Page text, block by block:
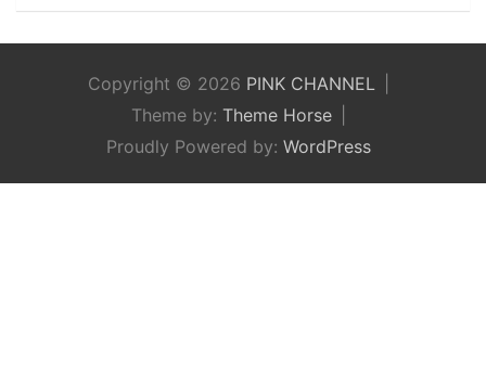
Copyright © 2026 PINK CHANNEL
Theme by: Theme Horse
Proudly Powered by: WordPress